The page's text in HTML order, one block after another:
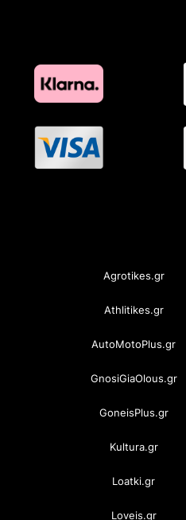
Agrotikes.gr
Athlitikes.gr
AutoMotoPlus.gr
GnosiGiaOlous.gr
GoneisPlus.gr
Kultura.gr
Loatki.gr
Loveis.gr